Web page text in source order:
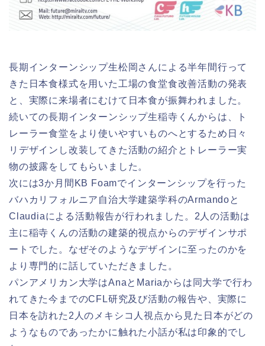
長期インターンシップ生松岡さんによる半年間行って
きた日本食様式を用いた工場の食堂食改善活動の発表
と、実際に来場者にむけて日本食が振舞われました。
続いての長期インターンシップ生稲寺くんからは、ト
レーラー食堂をより使いやすいものへとするため日々
リデザインし改装してきた活動の紹介とトレーラー実
物の披露をしてもらいました。
次には3か月間KB Foamでインターンシップを行った
バハカリフォルニア自治大学建築学科のArmandoと
Claudiaによる活動報告が行われました。2人の活動は
主に稲寺くんの活動の建築的視点からのデザインサポ
ートでした。なぜそのようなデザインに至ったのかを
より専門的に話していただきました。
パンアメリカン大学はAnaとMariaからは同大学で行わ
れてきた今までのCFL研究及び活動の報告や、実際に
日本を訪れた2人のメキシコ人視点から見た日本がどの
ようなものであったかに触れた小話が私は印象的でし